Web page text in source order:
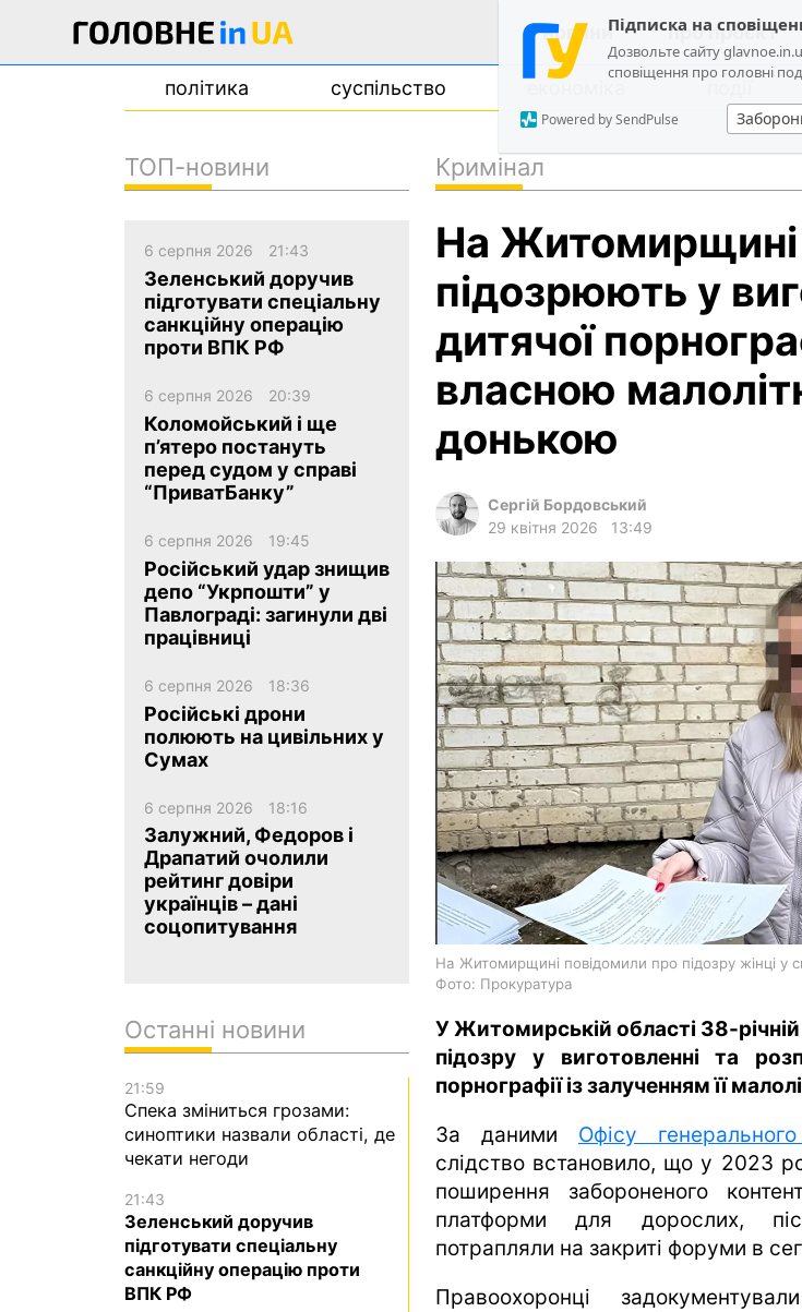
Підписка на
Дозвольте сайту
сповіщення про головні
Powered by SendPulse
новини про проєкт
політика суспільство
події
техно
en
Кримінал
На Житомирщині
підозрюють у
дитячої
власною
донькою
Сергій Бордовський
29 квітня 2026
13:49
На Житомирщині повідомили про підозру жінці у
Фото: Прокуратура
У Житомирській області 38-
підозру у виготовленні та
порнографії із залученням її
За даними Офісу
слідство встановило, що у 2023
поширення забороненого
платформи для дорослих,
потрапляли на закриті форуми в
Правоохоронці
ТОП-новини
6 серпня 2026 21:43
Зеленський доручив
підготувати спеціальну
санкційну операцію
проти ВПК РФ
6 серпня 2026 20:39
Коломойський і ще
п’ятеро постануть
перед судом у справі
“ПриватБанку”
6 серпня 2026 19:45
Російський удар знищив
депо “Укрпошти” у
Павлограді: загинули дві
працівниці
6 серпня 2026 18:36
Російські дрони
полюють на цивільних у
Сумах
6 серпня 2026 18:16
Залужний, Федоров і
Драпатий очолили
рейтинг довіри
українців – дані
соцопитування
Останні новини
21:59
Спека зміниться грозами:
синоптики назвали області, де
чекати негоди
21:43
Зеленський доручив
підготувати спеціальну
санкційну операцію проти
ВПК РФ